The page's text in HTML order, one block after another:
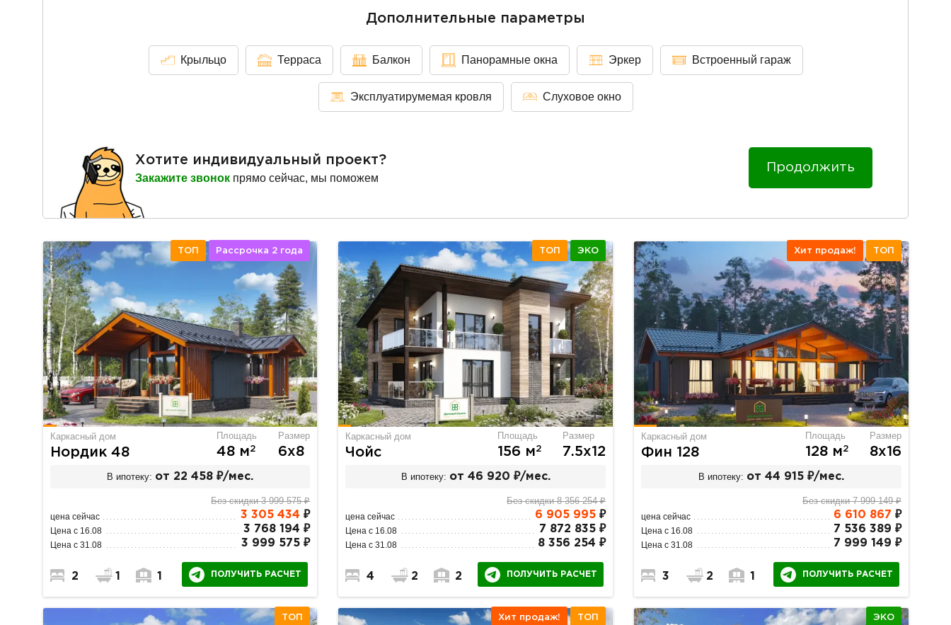
Дополнительные параметры
Крыльцо Терраса Балкон Панорамные окна Эркер Встроенный гараж
Эксплуатирумемая кровля Слуховое окно
Хотите индивидуальный проект?
Закажите звонок прямо сейчас, мы поможем
Продолжить
ТОП Рассрочка 2 года
Каркасный дом
Нордик 48
Площадь
48 м2
Размер
6х8
В ипотеку: от 22 458 ₽/мес.
Без скидки 3 999 575 ₽
цена сейчас 3 305 434 ₽
Цена с 16.08 3 768 194 ₽
Цена с 31.08 3 999 575 ₽
2 1 1 ПОЛУЧИТЬ РАСЧЕТ
ТОП ЭКО
Каркасный дом
Чойс
Площадь
156 м2
Размер
7.5х12
В ипотеку: от 46 920 ₽/мес.
Без скидки 8 356 254 ₽
цена сейчас 6 905 995 ₽
Цена с 16.08 7 872 835 ₽
Цена с 31.08 8 356 254 ₽
4 2 2 ПОЛУЧИТЬ РАСЧЕТ
Хит продаж! ТОП
Каркасный дом
Фин 128
Площадь
128 м2
Размер
8х16
В ипотеку: от 44 915 ₽/мес.
Без скидки 7 999 149 ₽
цена сейчас 6 610 867 ₽
Цена с 16.08 7 536 389 ₽
Цена с 31.08 7 999 149 ₽
3 2 1 ПОЛУЧИТЬ РАСЧЕТ
ТОП Хит продаж! ТОП ЭКО